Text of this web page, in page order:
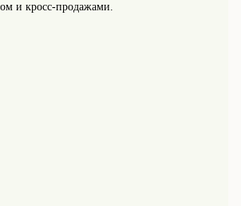
и кросс-продажами.